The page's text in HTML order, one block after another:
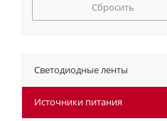
Сбросить
Светодиодные ленты
Источники питания